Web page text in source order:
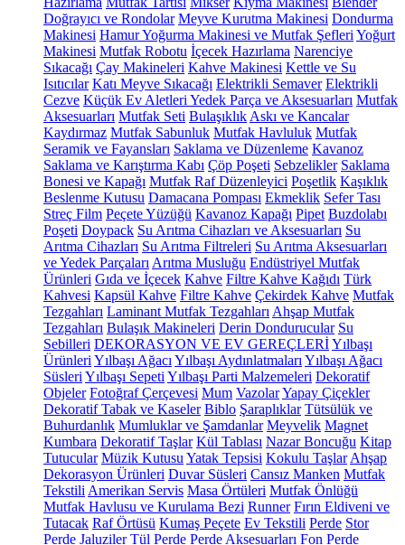
Doğrayıcı ve Rondolar Meyve Kurutma Makinesi Dondurma
Makinesi Hamur Yoğurma Makinesi ve Mutfak Şefleri Yoğurt
Makinesi Mutfak Robotu İçecek Hazırlama Narenciye
Sıkacağı Çay Makineleri Kahve Makinesi Kettle ve Su
Isıtıcılar Katı Meyve Sıkacağı Elektrikli Semaver Elektrikli
Cezve Küçük Ev Aletleri Yedek Parça ve Aksesuarları Mutfak
Aksesuarları Mutfak Seti Bulaşıklık Askı ve Kancalar
Kaydırmaz Mutfak Sabunluk Mutfak Havluluk Mutfak
Seramik ve Fayansları Saklama ve Düzenleme Kavanoz
Saklama ve Karıştırma Kabı Çöp Poşeti Sebzelikler Saklama
Bonesi ve Kapağı Mutfak Raf Düzenleyici Poşetlik Kaşıklık
Beslenme Kutusu Damacana Pompası Ekmeklik Sefer Tası
Streç Film Peçete Yüzüğü Kavanoz Kapağı Pipet Buzdolabı
Poşeti Doypack Su Arıtma Cihazları ve Aksesuarları Su
Arıtma Cihazları Su Arıtma Filtreleri Su Arıtma Aksesuarları
ve Yedek Parçaları Arıtma Musluğu Endüstriyel Mutfak
Ürünleri Gıda ve İçecek Kahve Filtre Kahve Kağıdı Türk
Kahvesi Kapsül Kahve Filtre Kahve Çekirdek Kahve Mutfak
Tezgahları Laminant Mutfak Tezgahları Ahşap Mutfak
Tezgahları Bulaşık Makineleri Derin Dondurucular Su
Sebilleri DEKORASYON VE EV GEREÇLERİYılbaşı
Ürünleri Yılbaşı Ağacı Yılbaşı Aydınlatmaları Yılbaşı Ağacı
Süsleri Yılbaşı Sepeti Yılbaşı Parti Malzemeleri Dekoratif
Objeler Fotoğraf Çerçevesi Mum VazolarYapay Çiçekler
Dekoratif Tabak ve Kaseler Biblo Şaraplıklar Tütsülük ve
Buhurdanlık Mumluklar ve Şamdanlar Meyvelik Magnet
Kumbara Dekoratif Taşlar Kül Tablası Nazar Boncuğu Kitap
Tutucular Müzik Kutusu Yatak Tepsisi Kokulu Taşlar Ahşap
Dekorasyon Ürünleri Duvar Süsleri Cansız Manken Mutfak
Tekstili Amerikan Servis Masa Örtüleri Mutfak Önlüğü
Mutfak Havlusu ve Kurulama Bezi Runner Fırın Eldiveni ve
Tutacak Raf Örtüsü Kumaş Peçete Ev Tekstili Perde Stor
Perde Jaluziler Tül Perde Perde Aksesuarları Fon Perde